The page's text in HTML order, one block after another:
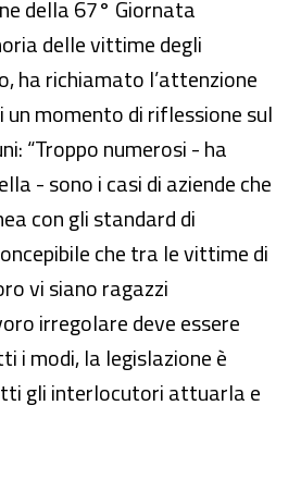
della 67° Giornata
delle vittime degli
ha richiamato l’attenzione
un momento di riflessione sul
“Troppo numerosi - ha
- sono i casi di aziende che
con gli standard di
che tra le vittime di
vi siano ragazzi
irregolare deve essere
i modi, la legislazione è
gli interlocutori attuarla e